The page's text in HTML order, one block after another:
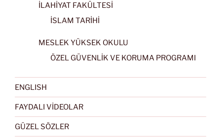
İLAHİYAT FAKÜLTESİ
İSLAM TARİHİ
MESLEK YÜKSEK OKULU
ÖZEL GÜVENLİK VE KORUMA PROGRAMI
ENGLISH
FAYDALI VİDEOLAR
GÜZEL SÖZLER